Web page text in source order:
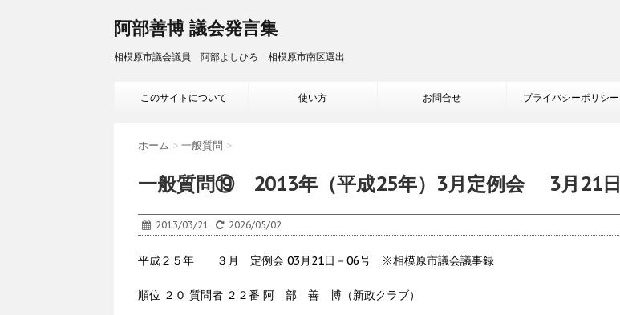
阿部善博 議会発言集
相模原市議会議員 阿部よしひろ 相模原市南区選出
このサイトについて 使い方 お問合せ プライバシーポリシー
ホーム > 一般質問 >
一般質問⑲ 2013年（平成25年）3月定例会 3月21日
2013/03/21 2026/05/02
平成２５年 ３月 定例会 03月21日－06号 ※相模原市議会議事録
順位 ２０ 質問者 ２２番 阿 部 善 博（新政クラブ）